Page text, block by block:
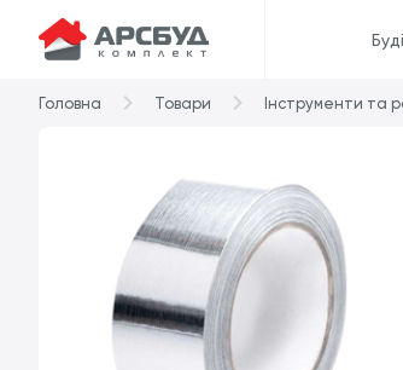
Головна Товари Інструменти та